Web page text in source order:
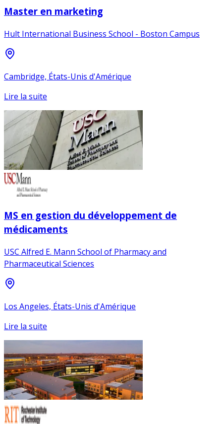
Master en marketing
Hult International Business School - Boston Campus
Cambridge, États-Unis d'Amérique
Lire la suite
MS en gestion du développement de
médicaments
USC Alfred E. Mann School of Pharmacy and
Pharmaceutical Sciences
Los Angeles, États-Unis d'Amérique
Lire la suite